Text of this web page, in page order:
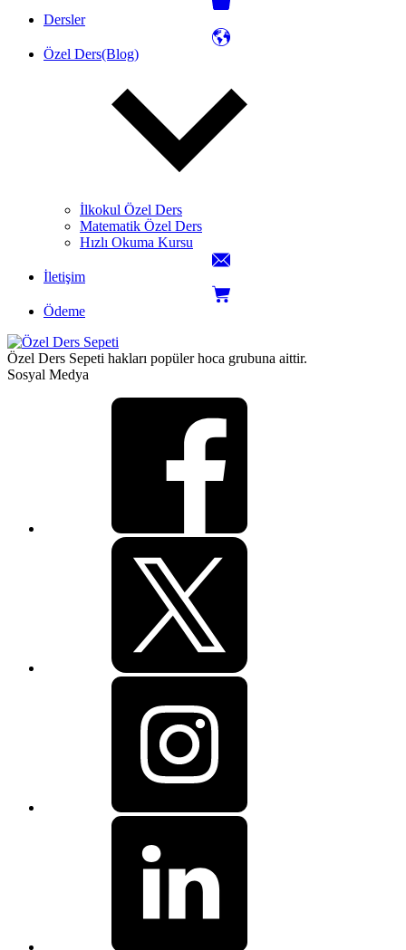
Dersler
Özel Ders(Blog)
İlkokul Özel Ders
Matematik Özel Ders
Hızlı Okuma Kursu
İletişim
Ödeme
Özel Ders Sepeti hakları popüler hoca grubuna aittir.
Sosyal Medya